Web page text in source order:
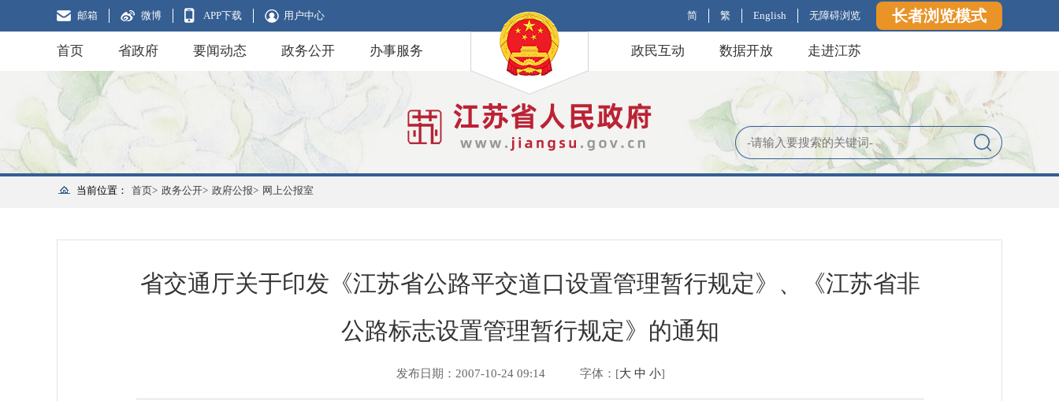
邮箱 微博 APP下载 用户中心 简 繁 English 无障碍浏览 长者浏览模式
首页 省政府 要闻动态 政务公开 办事服务 政民互动 数据开放 走进江苏
当前位置： 首页> 政务公开> 政府公报> 网上公报室
省交通厅关于印发《江苏省公路平交道口设置管理暂行规定》、《江苏省非
公路标志设置管理暂行规定》的通知
发布日期：2007-10-24 09:14 字体：[大 中 小]